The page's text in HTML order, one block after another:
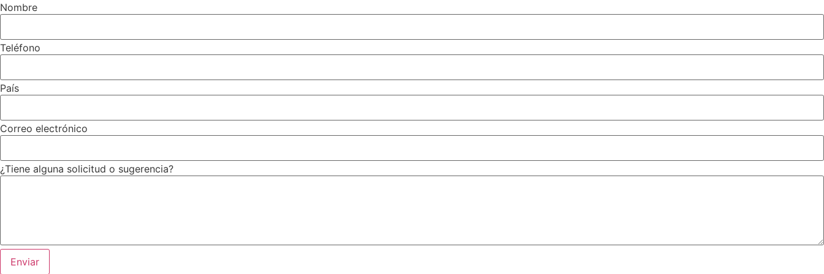
Nombre
Teléfono
País
Correo electrónico
¿Tiene alguna solicitud o sugerencia?
Enviar